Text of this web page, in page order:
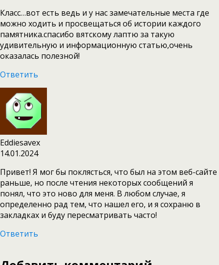
Класс…вот есть ведь и у нас замечательные места где
можно ходить и просвещаться об истории каждого
памятника.спасибо вятскому лаптю за такую
удивительную и информационную статью,очень
оказалась полезной!
Ответить
Eddiesavex
14.01.2024
Привет! Я мог бы поклясться, что был на этом веб-сайте
раньше, но после чтения некоторых сообщений я
понял, что это ново для меня. В любом случае, я
определенно рад тем, что нашел его, и я сохраню в
закладках и буду пересматривать часто!
Ответить